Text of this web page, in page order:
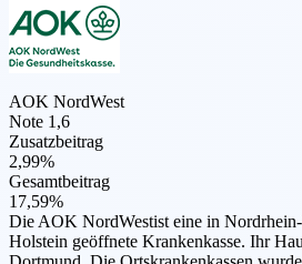
AOK NordWest
Note 1,6
Zusatzbeitrag
2,99%
Gesamtbeitrag
17,59%
Die AOK NordWestist eine in
Holstein geöffnete Krankenkasse. Ihr